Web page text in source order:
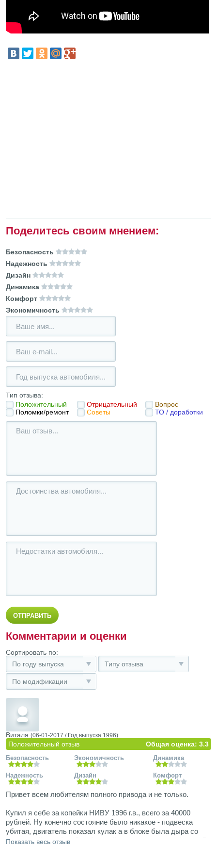
Поделитесь своим мнением:
Безопасность
Надежность
Дизайн
Динамика
Комфорт
Экономичность
Тип отзыва:
Положительный
Отрицательный
Вопрос
Поломки/ремонт
Советы ТО / доработки
Комментарии и оценки
Сортировать по:
По году выпуска
Типу отзыва
По модификации
Виталя (06-01-2017 / Год выпуска 1996)
Положительный отзыв Общая оценка: 3.3
Безопасность Экономичность Динамика
Надежность Дизайн Комфорт
Привет всем любителям полного привода и не только.
Купил я себе за копейки НИВУ 1996 г.в., всего за 40000
рублей. Ну конечно состояние было никакое - подвеска
убитая, двигатель показал кулак а в блоке была дыра со
спичечный коробок. Это бывший хозяин масло профукал. В
Показать весь отзыв